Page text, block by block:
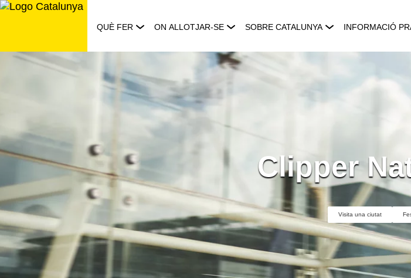
Saltar
QUÈ FER ON ALLOTJAR-SE SOBRE CATALUNYA INFORMACIÓ
Clipper
Visita una ciutat